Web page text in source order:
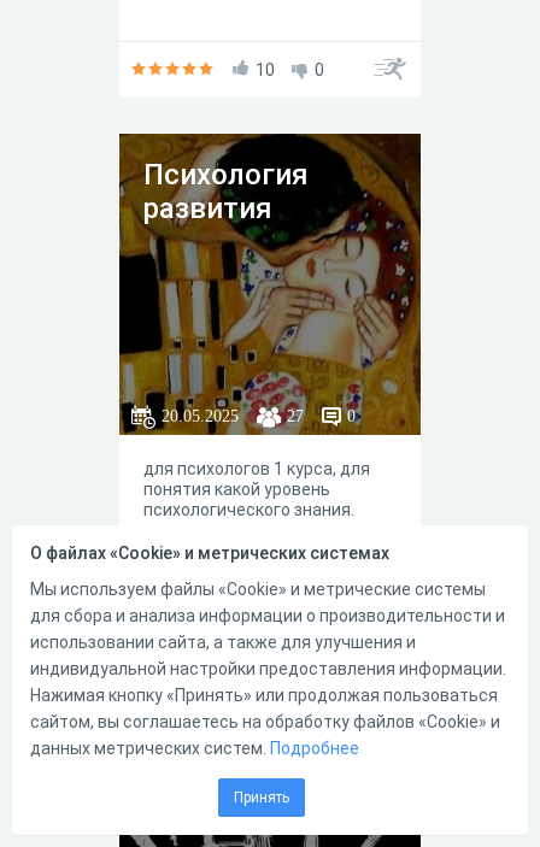
10 0
Психология
развития
20.05.2025 27 0
для психологов 1 курса, для
понятия какой уровень
психологического знания.
Первый
универсальный
сосал-тест
О файлах «Cookie» и метрических системах
Мы используем файлы «Cookie» и метрические системы
для сбора и анализа информации о производительности и
использовании сайта, а также для улучшения и
индивидуальной настройки предоставления информации.
Нажимая кнопку «Принять» или продолжая пользоваться
сайтом, вы соглашаетесь на обработку файлов «Cookie» и
данных метрических систем. Подробнее
Принять